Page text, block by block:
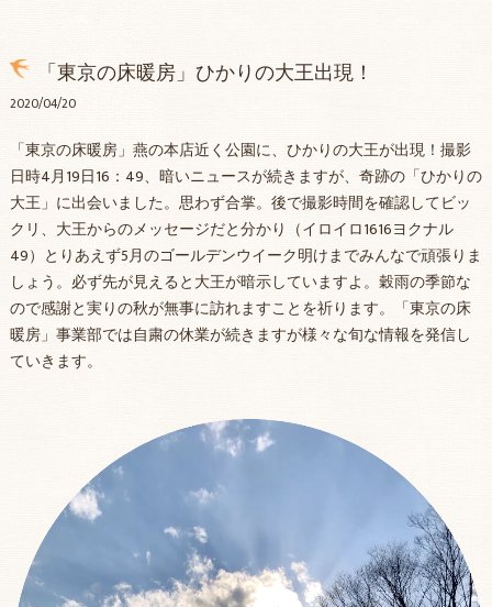
「東京の床暖房」ひかりの大王出現！
2020/04/20
「東京の床暖房」燕の本店近く公園に、ひかりの大王が出現！撮影
日時4月19日16：49、暗いニュースが続きますが、奇跡の「ひかりの
大王」に出会いました。思わず合掌。後で撮影時間を確認してビッ
クリ、大王からのメッセージだと分かり（イロイロ1616ヨクナル
49）とりあえず5月のゴールデンウイーク明けまでみんなで頑張りま
しょう。必ず先が見えると大王が暗示していますよ。穀雨の季節な
ので感謝と実りの秋が無事に訪れますことを祈ります。「東京の床
暖房」事業部では自粛の休業が続きますが様々な旬な情報を発信し
ていきます。